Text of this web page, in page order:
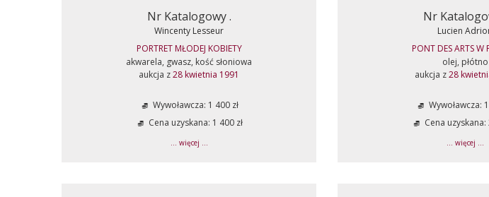
Nr Katalogowy .
Wincenty Lesseur
PORTRET MŁODEJ KOBIETY
akwarela, gwasz, kość słoniowa
aukcja z28 kwietnia 1991
Wywoławcza: 1 400 zł
Cena uzyskana: 1 400 zł
... więcej ...
Nr
Lucien
PONT DES ARTS W
olej, płótno
aukcja z28
Wywoławcza:
Cena uzyskana:
... więcej ...